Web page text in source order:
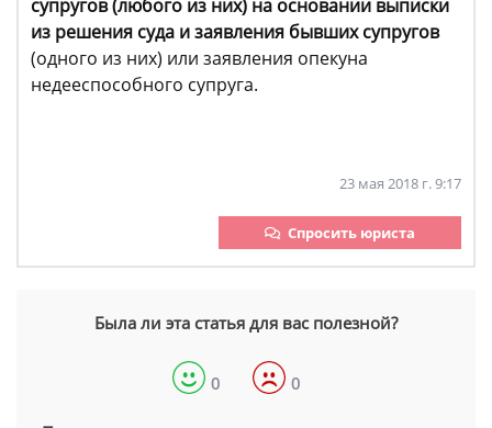
супругов (любого из них) на основании выписки
из решения суда и заявления бывших супругов
(одного из них) или заявления опекуна
недееспособного супруга.
23 мая 2018 г. 9:17
Спросить юриста
Была ли эта статья для вас полезной?
0 0